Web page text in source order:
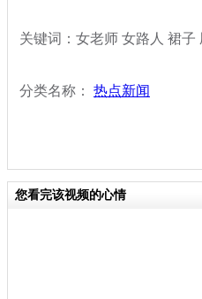
关键词：女老师 女路人 裙子
分类名称： 热点新闻
您看完该视频的心情